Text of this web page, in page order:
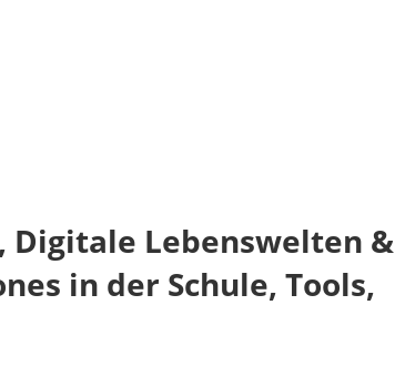
Digitale Lebenswelten &
in der Schule, Tools,